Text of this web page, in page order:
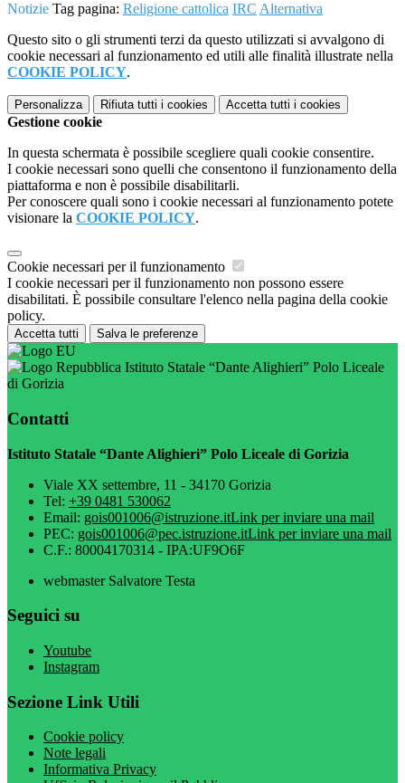
Notizie Tag pagina: Religione cattolica IRC Alternativa
Questo sito o gli strumenti terzi da questo utilizzati si avvalgono di
cookie necessari al funzionamento ed utili alle finalità illustrate nella
COOKIE POLICY.
Personalizza Rifiuta tutti i cookies Accetta tutti i cookies
Gestione cookie
In questa schermata è possibile scegliere quali cookie consentire.
I cookie necessari sono quelli che consentono il funzionamento della
piattaforma e non è possibile disabilitarli.
Per conoscere quali sono i cookie necessari al funzionamento potete
visionare la COOKIE POLICY.
Cookie necessari per il funzionamento
I cookie necessari per il funzionamento non possono essere
disabilitati. È possibile consultare l'elenco nella pagina della cookie
policy.
Accetta tutti Salva le preferenze
Istituto Statale “Dante Alighieri” Polo Liceale
di Gorizia
Contatti
Istituto Statale “Dante Alighieri” Polo Liceale di Gorizia
Viale XX settembre, 11 - 34170 Gorizia
Tel: +39 0481 530062
Email: gois001006@istruzione.itLink per inviare una mail
PEC: gois001006@pec.istruzione.itLink per inviare una mail
C.F.: 80004170314 - IPA:UF9O6F
webmaster Salvatore Testa
Seguici su
Youtube
Instagram
Sezione Link Utili
Cookie policy
Note legali
Informativa Privacy